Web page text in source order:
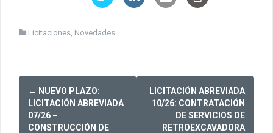
Licitaciones Novedades
Post
navigation
← NUEVO PLAZO:
LICITACIÓN ABREVIADA
07/26 –
CONSTRUCCIÓN DE
LICITACIÓN ABREVIADA
10/26: CONTRATACIÓN
DE SERVICIOS DE
RETROEXCAVADORA